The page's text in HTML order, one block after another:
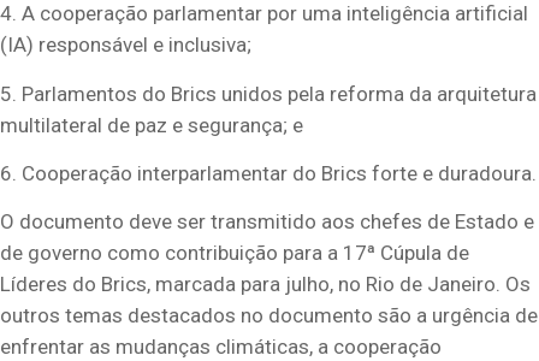
4. A cooperação parlamentar por uma inteligência artificial
(IA) responsável e inclusiva;
5. Parlamentos do Brics unidos pela reforma da arquitetura
multilateral de paz e segurança; e
6. Cooperação interparlamentar do Brics forte e duradoura.
O documento deve ser transmitido aos chefes de Estado e
de governo como contribuição para a 17ª Cúpula de
Líderes do Brics, marcada para julho, no Rio de Janeiro. Os
outros temas destacados no documento são a urgência de
enfrentar as mudanças climáticas, a cooperação